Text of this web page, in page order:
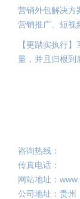
营销外包解决方
营销推广、短视
【更踏实执行
量，并且归根到
咨询热线：
传真电话：
网站地址：
公司地址：贵州